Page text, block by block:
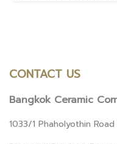
CONTACT US
Bangkok Ceramic
1033/1 Phaholyothin